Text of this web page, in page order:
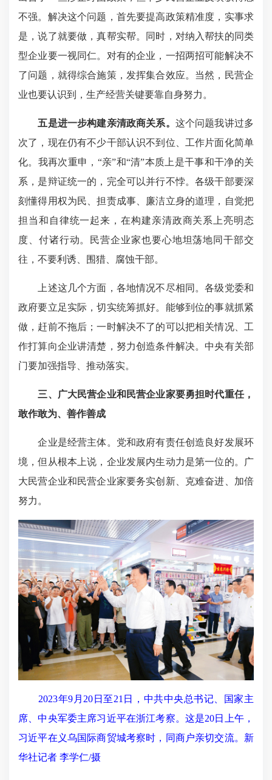
不强。解决这个问题，首先要提高政策精准度，实事求
是，说了就要做，真帮实帮。同时，对纳入帮扶的同类
型企业要一视同仁。对有的企业，一招两招可能解决不
了问题，就得综合施策，发挥集合效应。当然，民营企
业也要认识到，生产经营关键要靠自身努力。
五是进一步构建亲清政商关系。 这个问题我讲过多
次了，现在仍有不少干部认识不到位、工作片面化简单
化。我再次重申，“亲”和“清”本质上是干事和干净的关
系，是辩证统一的，完全可以并行不悖。各级干部要深
刻懂得用权为民、担责成事、廉洁立身的道理，自觉把
担当和自律统一起来，在构建亲清政商关系上亮明态
度、付诸行动。民营企业家也要心地坦荡地同干部交
往，不要利诱、围猎、腐蚀干部。
上述这几个方面，各地情况不尽相同。各级党委和
政府要立足实际，切实统筹抓好。能够到位的事就抓紧
做，赶前不拖后；一时解决不了的可以把相关情况、工
作打算向企业讲清楚，努力创造条件解决。中央有关部
门要加强指导、推动落实。
三、广大民营企业和民营企业家要勇担时代重任，
敢作敢为、善作善成
企业是经营主体。党和政府有责任创造良好发展环
境，但从根本上说，企业发展内生动力是第一位的。广
大民营企业和民营企业家要务实创新、克难奋进、加倍
努力。
2023年9月20日至21日，中共中央总书记、国家主
席、中央军委主席习近平在浙江考察。这是20日上午，
习近平在义乌国际商贸城考察时，同商户亲切交流。新
华社记者 李学仁/摄